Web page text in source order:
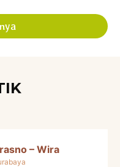
– Wira